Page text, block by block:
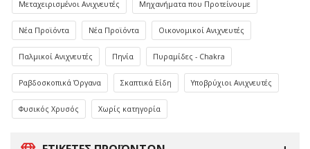
Μεταχειρισμένοι Ανιχνευτές Μηχανήματα που Προτείνουμε
Νέα Προϊόντα Νέα Προϊόντα Οικονομικοί Ανιχνευτές
Παλμικοί Ανιχνευτές Πηνία Πυραμίδες - Chakra
Ραβδοσκοπικά Όργανα Σκαπτικά Είδη Υποβρύχιοι Ανιχνευτές
Φυσικός Χρυσός Χωρίς κατηγορία